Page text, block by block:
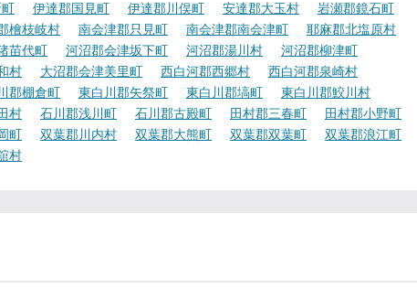
伊達郡国見町 伊達郡川俣町 安達郡大玉村
岩瀬郡鏡石町
檜枝岐村 南会津郡只見町 南会津郡南会津町
耶麻郡北塩原村
苗代町 河沼郡会津坂下町 河沼郡湯川村
河沼郡柳津町
村 大沼郡会津美里町 西白河郡西郷村
西白河郡泉崎村
郡棚倉町 東白川郡矢祭町 東白川郡塙町
東白川郡鮫川村
村 石川郡浅川町 石川郡古殿町 田村郡三春町
田村郡小野町
町 双葉郡川内村 双葉郡大熊町 双葉郡双葉町
双葉郡浪江町
村